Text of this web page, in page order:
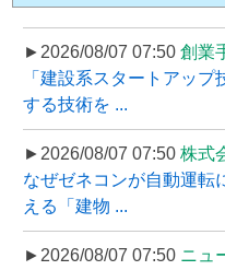
►2026/08/07 07:50 創業
「建設系スタートアッ
する技術を ...
►2026/08/07 07:50 株式
なぜゼネコンが自動運
える「建物 ...
►2026/08/07 07:50 ニュ